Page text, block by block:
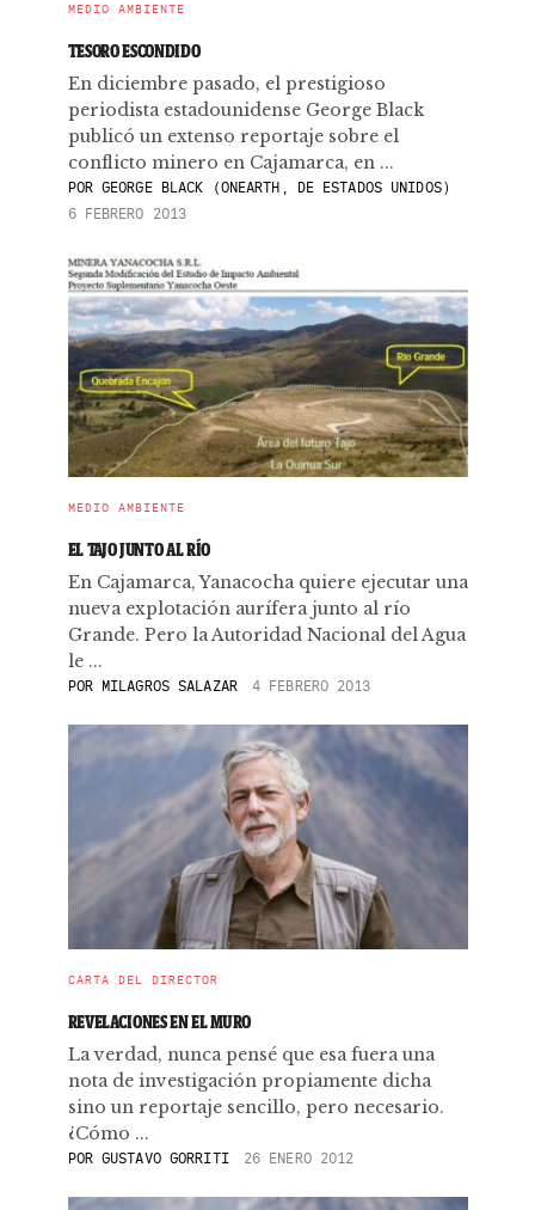
MEDIO AMBIENTE
TESORO ESCONDIDO
En diciembre pasado, el prestigioso
periodista estadounidense George Black
publicó un extenso reportaje sobre el
conflicto minero en Cajamarca, en ...
PORGEORGE BLACK (ONEARTH, DE ESTADOS UNIDOS)
6 FEBRERO 2013
MEDIO AMBIENTE
EL TAJO JUNTO AL RÍO
En Cajamarca, Yanacocha quiere ejecutar una
nueva explotación aurífera junto al río
Grande. Pero la Autoridad Nacional del Agua
le ...
PORMILAGROS SALAZAR 4 FEBRERO 2013
CARTA DEL DIRECTOR
REVELACIONES EN EL MURO
La verdad, nunca pensé que esa fuera una
nota de investigación propiamente dicha
sino un reportaje sencillo, pero necesario.
¿Cómo ...
POR GUSTAVO GORRITI 26 ENERO 2012